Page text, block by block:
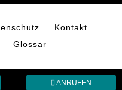
Kontakt
Glossar
ANRUFEN